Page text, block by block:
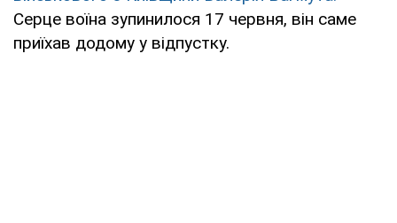
Серце воїна зупинилося 17 червня, він саме
приїхав додому у відпустку.